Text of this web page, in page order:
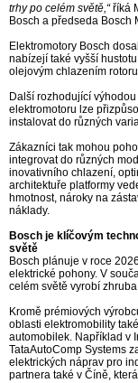
trhy po celém světě,“říká
Bosch a předseda Bosch
Elektromotory Bosch
nabízejí také vyšší
olejovým chlazením
Další rozhodující
elektromotoru lze
instalovat do různých
Zákazníci tak mohou
integrovat do různých
inovativního chlazení,
architektuře platformy
hmotnost, nároky na
náklady.
Bosch je klíčovým
světě
Bosch plánuje v roce
elektrické pohony. V
celém světě vyrobí
Kromě prémiových
oblasti elektromobility
automobilek. Například v
TataAutoComp Systems
elektrických náprav pro
partnera také v Číně,